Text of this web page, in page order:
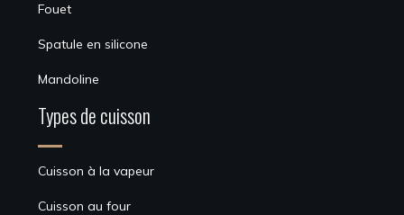
Fouet
Spatule en silicone
Mandoline
Types de cuisson
Cuisson à la vapeur
Cuisson au four